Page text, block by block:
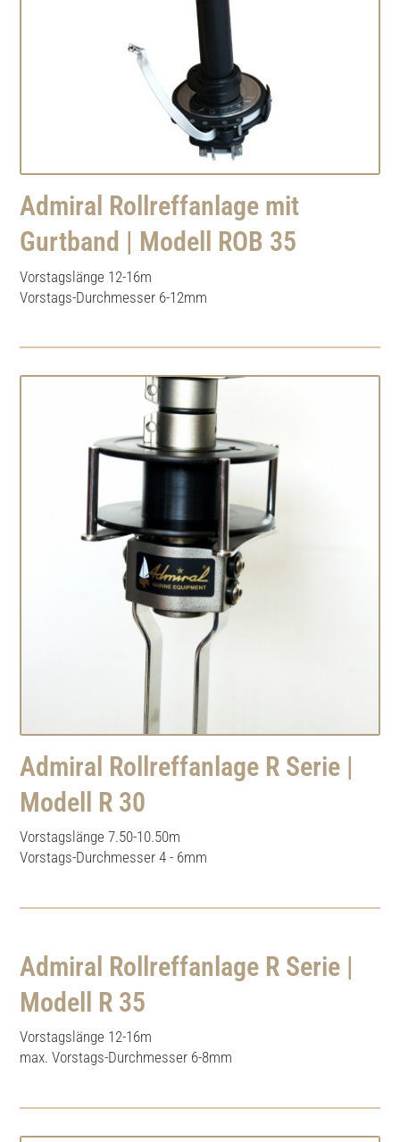
Admiral Rollreffanlage mit
Gurtband | Modell ROB 35
Vorstagslänge 12-16m
Vorstags-Durchmesser 6-12mm
Admiral Rollreffanlage R Serie |
Modell R 30
Vorstagslänge 7.50-10.50m
Vorstags-Durchmesser 4 - 6mm
Admiral Rollreffanlage R Serie |
Modell R 35
Vorstagslänge 12-16m
max. Vorstags-Durchmesser 6-8mm